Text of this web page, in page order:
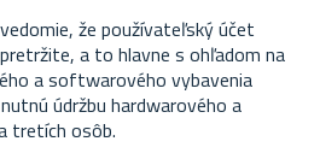
že používateľský účet
a to hlavne s ohľadom na
a softwarového vybavenia
údržbu hardwarového a
tretích osôb.